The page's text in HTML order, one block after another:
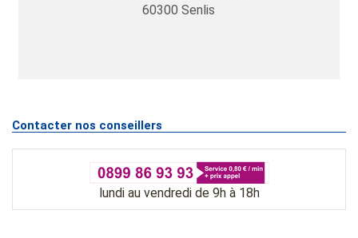
60300Senlis
Contacter nos conseillers
lundi au vendredi de 9h à 18h